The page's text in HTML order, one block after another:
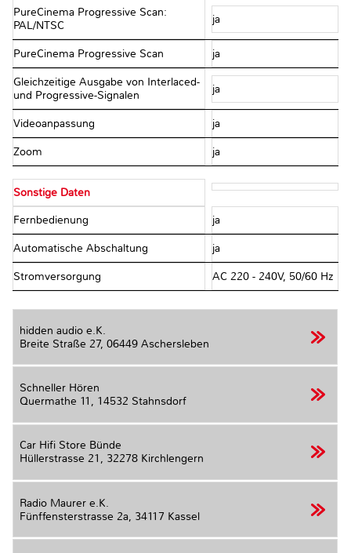
PureCinema Progressive Scan:
PAL/NTSC
ja
PureCinema Progressive Scan ja
Gleichzeitige Ausgabe von Interlaced-
und Progressive-Signalen
ja
Videoanpassung ja
Zoom ja
Sonstige Daten
Fernbedienung ja
Automatische Abschaltung ja
Stromversorgung AC 220 - 240V, 50/60 Hz
hidden audio e.K.
Breite Straße 27, 06449 Aschersleben
Schneller Hören
Quermathe 11, 14532 Stahnsdorf
Car Hifi Store Bünde
Hüllerstrasse 21, 32278 Kirchlengern
Radio Maurer e.K.
Fünffensterstrasse 2a, 34117 Kassel